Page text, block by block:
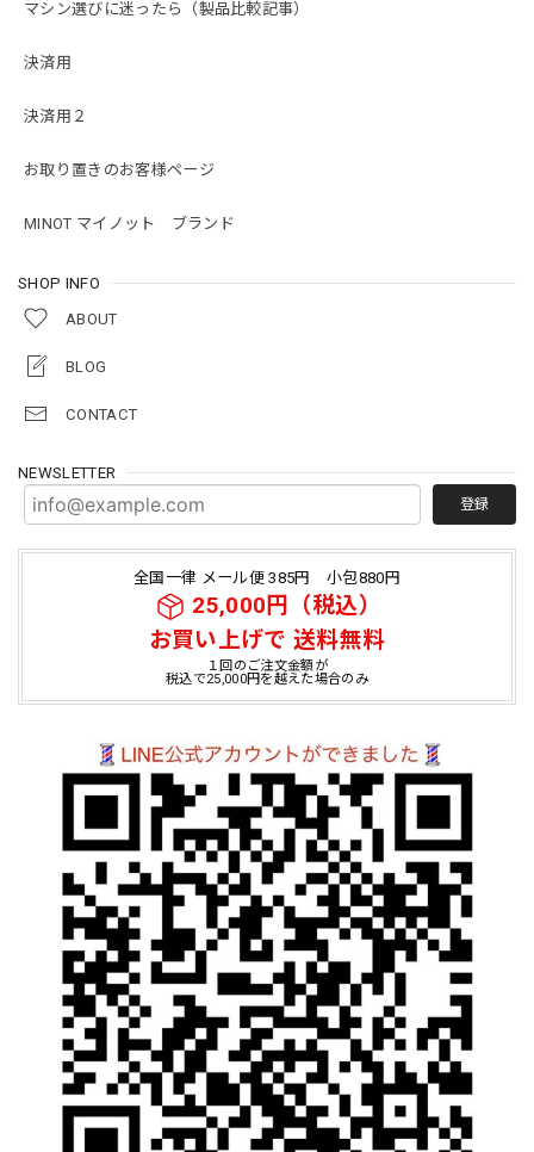
マシン選びに迷ったら（製品比較記事）
決済用
決済用２
お取り置きのお客様ページ
MINOT マイノット ブランド
SHOP INFO
ABOUT
BLOG
CONTACT
NEWSLETTER
登録
全国一律 メール便 385円 小包880円
25,000円（税込）
お買い上げで 送料無料
１回のご注文金額が
税込で25,000円を越えた場合のみ